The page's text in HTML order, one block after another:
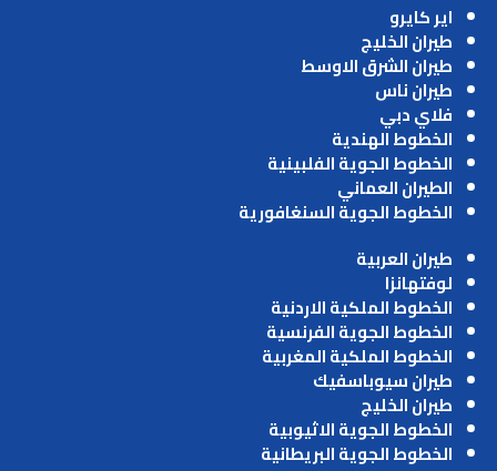
اير كايرو
طيران الخليج
طيران الشرق الاوسط
طيران ناس
فلاي دبي
الخطوط الهندية
الخطوط الجوية الفلبينية
الطيران العماني
الخطوط الجوية السنغافورية
طيران العربية
لوفتهانزا
الخطوط الملكية الاردنية
الخطوط الجوية الفرنسية
الخطوط الملكية المغربية
طيران سيوباسفيك
طيران الخليج
الخطوط الجوية الاثيوبية
الخطوط الجوية البريطانية